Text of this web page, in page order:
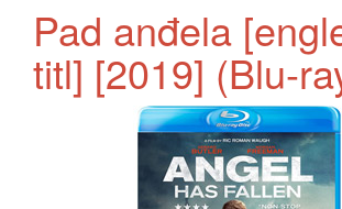
Pad anđela
titl] [2019] (Blu-